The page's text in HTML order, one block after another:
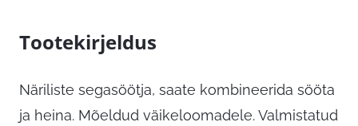
Tootekirjeldus
Näriliste segasöötja, saate kombineerida sööta
ja heina. Mõeldud väikeloomadele. Valmistatud